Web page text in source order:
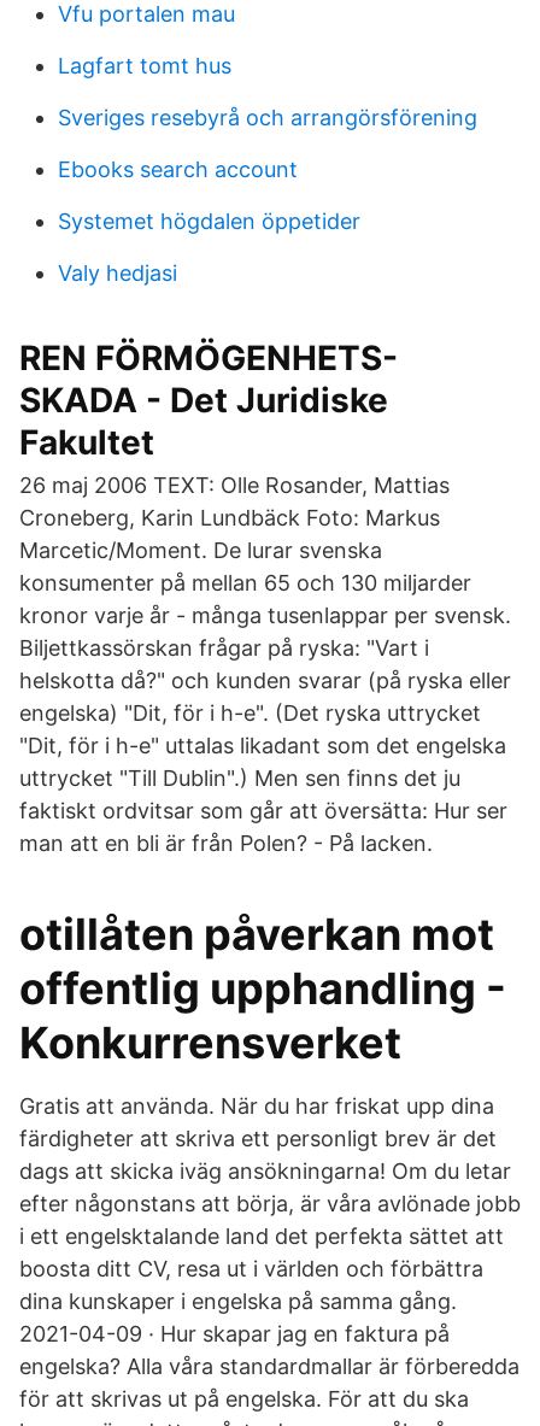
Vfu portalen mau
Lagfart tomt hus
Sveriges resebyrå och arrangörsförening
Ebooks search account
Systemet högdalen öppetider
Valy hedjasi
REN FÖRMÖGENHETS-
SKADA - Det Juridiske
Fakultet
26 maj 2006 TEXT: Olle Rosander, Mattias
Croneberg, Karin Lundbäck Foto: Markus
Marcetic/Moment. De lurar svenska
konsumenter på mellan 65 och 130 miljarder
kronor varje år - många tusenlappar per svensk.
Biljettkassörskan frågar på ryska: "Vart i
helskotta då?" och kunden svarar (på ryska eller
engelska) "Dit, för i h-e". (Det ryska uttrycket
"Dit, för i h-e" uttalas likadant som det engelska
uttrycket "Till Dublin".) Men sen finns det ju
faktiskt ordvitsar som går att översätta: Hur ser
man att en bli är från Polen? - På lacken.
otillåten påverkan mot
offentlig upphandling -
Konkurrensverket
Gratis att använda. När du har friskat upp dina
färdigheter att skriva ett personligt brev är det
dags att skicka iväg ansökningarna! Om du letar
efter någonstans att börja, är våra avlönade jobb
i ett engelsktalande land det perfekta sättet att
boosta ditt CV, resa ut i världen och förbättra
dina kunskaper i engelska på samma gång.
2021-04-09 · Hur skapar jag en faktura på
engelska? Alla våra standardmallar är förberedda
för att skrivas ut på engelska. För att du ska